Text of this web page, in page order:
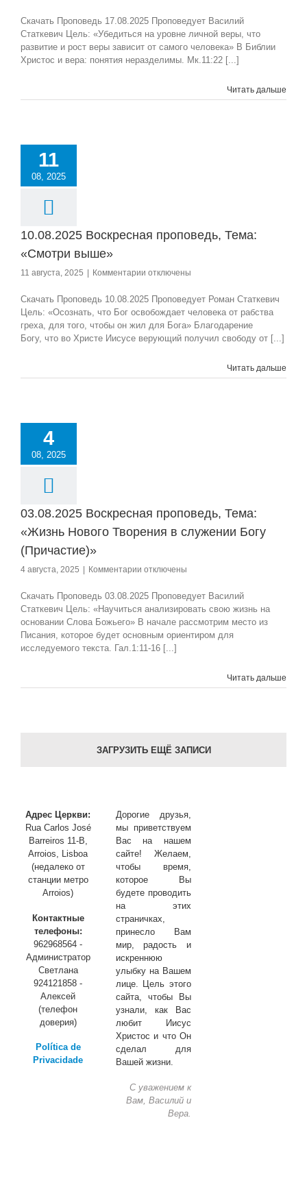
17.08.2025
Воскресная
проповедь,
«Вера
Скачать Проповедь 17.08.2025 Проповедует Василий
Статкевич Цель: «Убедиться на уровне личной веры, что
развитие и рост веры зависит от самого человека» В Библии
Христос и вера: понятия неразделимы. Мк.11:22 [...]
Читать дальше
11
08, 2025
10.08.2025 Воскресная проповедь, Тема:
«Смотри выше»
11 августа, 2025 Комментарии к
10.08.2025
Воскресная
проповедь,
«Смотри
отключены
Скачать Проповедь 10.08.2025 Проповедует Роман Статкевич
Цель: «Осознать, что Бог освобождает человека от рабства
греха, для того, чтобы он жил для Бога» Благодарение
Богу, что во Христе Иисусе верующий получил свободу от [...]
Читать дальше
4
08, 2025
03.08.2025 Воскресная проповедь, Тема:
«Жизнь Нового Творения в служении Богу
(Причастие)»
4 августа, 2025 Комментарии к
03.08.2025
Воскресная
проповедь,
«Жизнь
Нового
отключены
Скачать Проповедь 03.08.2025 Проповедует Василий
Статкевич Цель: «Научиться анализировать свою жизнь на
основании Слова Божьего» В начале рассмотрим место из
Писания, которое будет основным ориентиром для
исследуемого текста. Гал.1:11-16 [...]
Читать дальше
ЗАГРУЗИТЬ ЕЩЁ ЗАПИСИ
Адрес Церкви:
Rua Carlos José
Barreiros 11-B,
Arroios, Lisboa
(недалеко от
станции метро
Arroios)
Контактные
телефоны:
962968564 -
Администратор
Светлана
924121858 -
Алексей
(телефон
доверия)
Política de
Privacidade
Дорогие друзья,
мы приветствуем
Вас на нашем
сайте! Желаем,
чтобы время,
которое Вы
будете проводить
на этих
страничках,
принесло Вам
мир, радость и
искреннюю
улыбку на Вашем
лице. Цель этого
сайта, чтобы Вы
узнали, как Вас
любит Иисус
Христос и что Он
сделал для
Вашей жизни.
С уважением к
Вам, Василий и
Вера.